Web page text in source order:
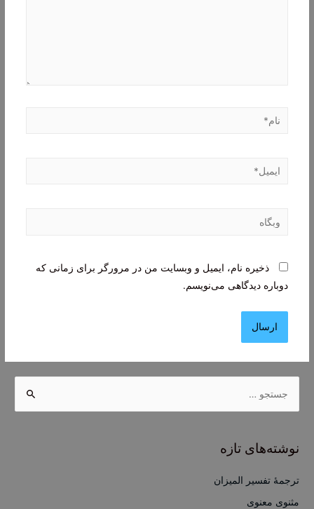
نام*
ایمیل*
وبگاه
ذخیره نام، ایمیل و وبسایت من در مرورگر برای زمانی که
دوباره دیدگاهی می‌نویسم.
ب
نوشته‌های تازه
ترجمۀ تفسیر المیزان
مثنوی معنوی